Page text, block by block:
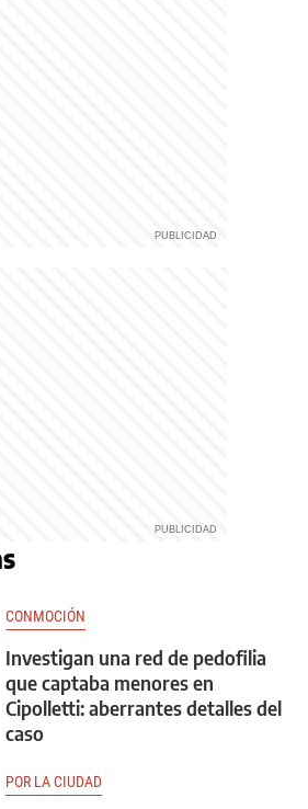
CONMOCIÓN
Investigan una red de pedofilia
que captaba menores en
Cipolletti: aberrantes detalles del
caso
POR LA CIUDAD